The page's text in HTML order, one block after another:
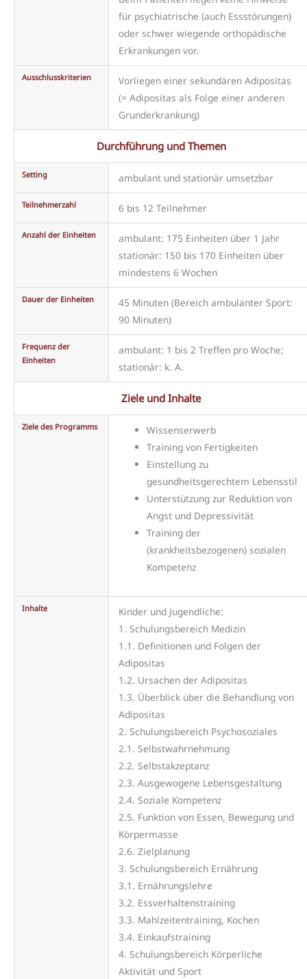
für psychiatrische (auch Essstörungen)
oder schwer wiegende orthopädische
Erkrankungen vor.
Ausschlusskriterien
Vorliegen einer sekundären Adipositas
(= Adipositas als Folge einer anderen
Grunderkrankung)
Durchführung und Themen
Setting ambulant und stationär umsetzbar
Teilnehmerzahl 6 bis 12 Teilnehmer
Anzahl der Einheiten
ambulant: 175 Einheiten über 1 Jahr
stationär: 150 bis 170 Einheiten über
mindestens 6 Wochen
Dauer der Einheiten
45 Minuten (Bereich ambulanter Sport:
90 Minuten)
Frequenz der
Einheiten
ambulant: 1 bis 2 Treffen pro Woche;
stationär: k. A.
Ziele und Inhalte
Ziele des Programms
Wissenserwerb
Training von Fertigkeiten
Einstellung zu
gesundheitsgerechtem Lebensstil
Unterstützung zur Reduktion von
Angst und Depressivität
Training der
(krankheitsbezogenen) sozialen
Kompetenz
Inhalte
Kinder und Jugendliche:
1. Schulungsbereich Medizin
1.1. Definitionen und Folgen der
Adipositas
1.2. Ursachen der Adipositas
1.3. Überblick über die Behandlung von
Adipositas
2. Schulungsbereich Psychosoziales
2.1. Selbstwahrnehmung
2.2. Selbstakzeptanz
2.3. Ausgewogene Lebensgestaltung
2.4. Soziale Kompetenz
2.5. Funktion von Essen, Bewegung und
Körpermasse
2.6. Zielplanung
3. Schulungsbereich Ernährung
3.1. Ernährungslehre
3.2. Essverhaltenstraining
3.3. Mahlzeitentraining, Kochen
3.4. Einkaufstraining
4. Schulungsbereich Körperliche
Aktivität und Sport